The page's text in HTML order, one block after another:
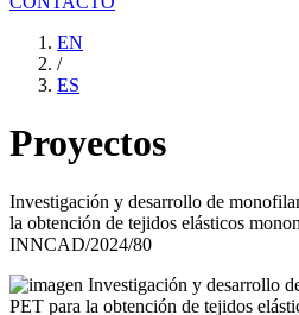
EN
/
ES
Proyectos
Investigación y desarrollo de
la obtención de tejidos elásticos
INNCAD/2024/80